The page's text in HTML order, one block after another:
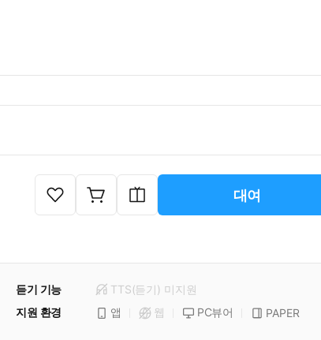
대여
듣기 기능 TTS(듣기) 미지원
지원 환경 앱 웹 PC뷰어
PAPER